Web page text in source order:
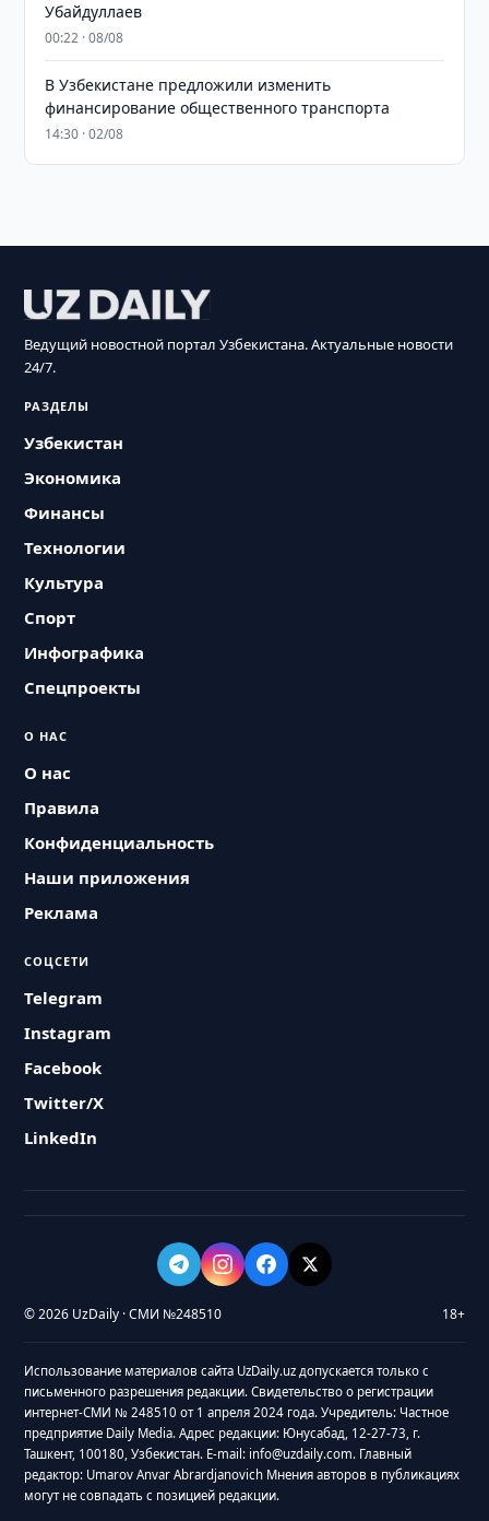
Убайдуллаев
00:22 · 08/08
В Узбекистане предложили изменить
финансирование общественного транспорта
14:30 · 02/08
Ведущий новостной портал Узбекистана. Актуальные новости
24/7.
РАЗДЕЛЫ
Узбекистан
Экономика
Финансы
Технологии
Культура
Спорт
Инфографика
Спецпроекты
О НАС
О нас
Правила
Конфиденциальность
Наши приложения
Реклама
СОЦСЕТИ
Telegram
Instagram
Facebook
Twitter/X
LinkedIn
© 2026 UzDaily · СМИ №248510 18+
Использование материалов сайта UzDaily.uz допускается только с
письменного разрешения редакции. Свидетельство о регистрации
интернет-СМИ № 248510 от 1 апреля 2024 года. Учредитель: Частное
предприятие Daily Media. Адрес редакции: Юнусабад, 12-27-73, г.
Ташкент, 100180, Узбекистан. E-mail: info@uzdaily.com. Главный
редактор: Umarov Anvar Abrardjanovich Мнения авторов в публикациях
могут не совпадать с позицией редакции.